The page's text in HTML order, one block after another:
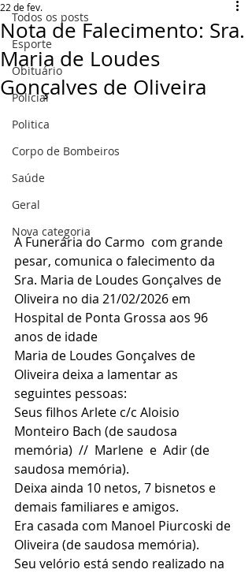
Todos os posts
Esporte
Obituário
Policial
Politica
Corpo de Bombeiros
Saúde
Geral
Nova categoria
Nota de Falecimento: Sra.
Maria de Loudes
Gonçalves de Oliveira
22 de fev.
A Funerária do Carmo  com grande
pesar, comunica o falecimento da
Sra. Maria de Loudes Gonçalves de
Oliveira no dia 21/02/2026 em
Hospital de Ponta Grossa aos 96
anos de idade
Maria de Loudes Gonçalves de
Oliveira deixa a lamentar as
seguintes pessoas:
Seus filhos Arlete c/c Aloisio
Monteiro Bach (de saudosa
memória)  //  Marlene  e  Adir (de
saudosa memória).
Deixa ainda 10 netos, 7 bisnetos e
demais familiares e amigos.
Era casada com Manoel Piurcoski de
Oliveira (de saudosa memória).
Seu velório está sendo realizado na